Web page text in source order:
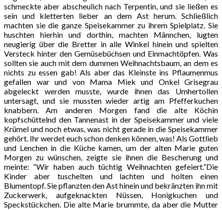
schmeckte aber abscheulich nach Terpentin, und sie ließen es
sein und kletterten lieber an dem Ast herum. Schließlich
machten sie die ganze Speisekammer zu ihrem Spielplatz. Sie
huschten hierhin und dorthin, machten Männchen, lugten
neugierig über die Bretter in alle Winkel hinein und spielten
Versteck hinter den Gemüsebüchsen und Einmachtöpfen. Was
sollten sie auch mit dem dummen Weihnachtsbaum, an dem es
nichts zu essen gab! Als aber das Kleinste ins Pflaumenmus
gefallen war und von Mama Miek und Onkel Grisegrau
abgeleckt werden musste, wurde ihnen das Umhertollen
untersagt, und sie mussten wieder artig am Pfefferkuchen
knabbern. Am anderen Morgen fand die alte Köchin
kopfschüttelnd den Tannenast in der Speisekammer und viele
Krümel und noch etwas, was nicht gerade in die Speisekammer
gehört. Ihr werdet euch schon denken können, was! Als Gottlieb
und Lenchen in die Küche kamen, um der alten Marie guten
Morgen zu wünschen, zeigte sie ihnen die Bescherung und
meinte: “Wir haben auch tüchtig Weihnachten gefeiert.”Die
Kinder aber tuschelten und lachten und holten einen
Blumentopf. Sie pflanzten den Ast hinein und bekränzten ihn mit
Zuckerwerk, aufgeknackten Nüssen, Honigkuchen und
Speckstückchen. Die alte Marie brummte, da aber die Mutter